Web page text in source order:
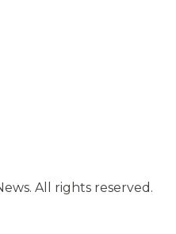
All rights reserved.